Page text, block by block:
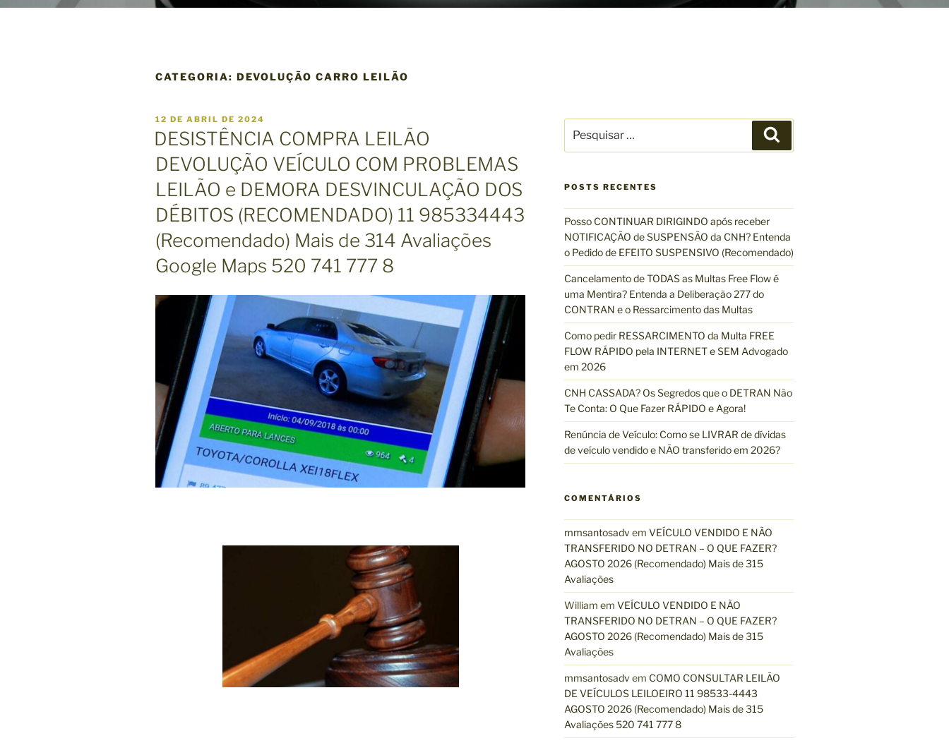
CATEGORIA: DEVOLUÇÃO CARRO LEILÃO
P
U
A
D
O
E
M
12 DE ABRIL DE 2024
DESISTÊNCIA COMPRA LEILÃO
DEVOLUÇÃO VEÍCULO COM PROBLEMAS
LEILÃO e DEMORA DESVINCULAÇÃO DOS
DÉBITOS (RECOMENDADO) 11 985334443
(Recomendado) Mais de 314 Avaliações
Google Maps 520 741 777 8
s
u
s
a
r
p
o
r
:
e
s
a
r
POSTS RECENTES
Posso CONTINUAR DIRIGINDO após receber
NOTIFICAÇÃO de SUSPENSÃO da CNH? Entenda
o Pedido de EFEITO SUSPENSIVO (Recomendado)
Cancelamento de TODAS as Multas Free Flow é
uma Mentira? Entenda a Deliberação 277 do
CONTRAN e o Ressarcimento das Multas
Como pedir RESSARCIMENTO da Multa FREE
FLOW RÁPIDO pela INTERNET e SEM Advogado
em 2026
CNH CASSADA? Os Segredos que o DETRAN Não
Te Conta: O Que Fazer RÁPIDO e Agora!
Renúncia de Veículo: Como se LIVRAR de dívidas
de veículo vendido e NÃO transferido em 2026?
COMENTÁRIOS
mmsantosadv em VEÍCULO VENDIDO E NÃO
TRANSFERIDO NO DETRAN – O QUE FAZER?
AGOSTO 2026 (Recomendado) Mais de 315
Avaliações
William em VEÍCULO VENDIDO E NÃO
TRANSFERIDO NO DETRAN – O QUE FAZER?
AGOSTO 2026 (Recomendado) Mais de 315
Avaliações
mmsantosadv em COMO CONSULTAR LEILÃO
DE VEÍCULOS LEILOEIRO 11 98533-4443
AGOSTO 2026 (Recomendado) Mais de 315
Avaliações 520 741 777 8